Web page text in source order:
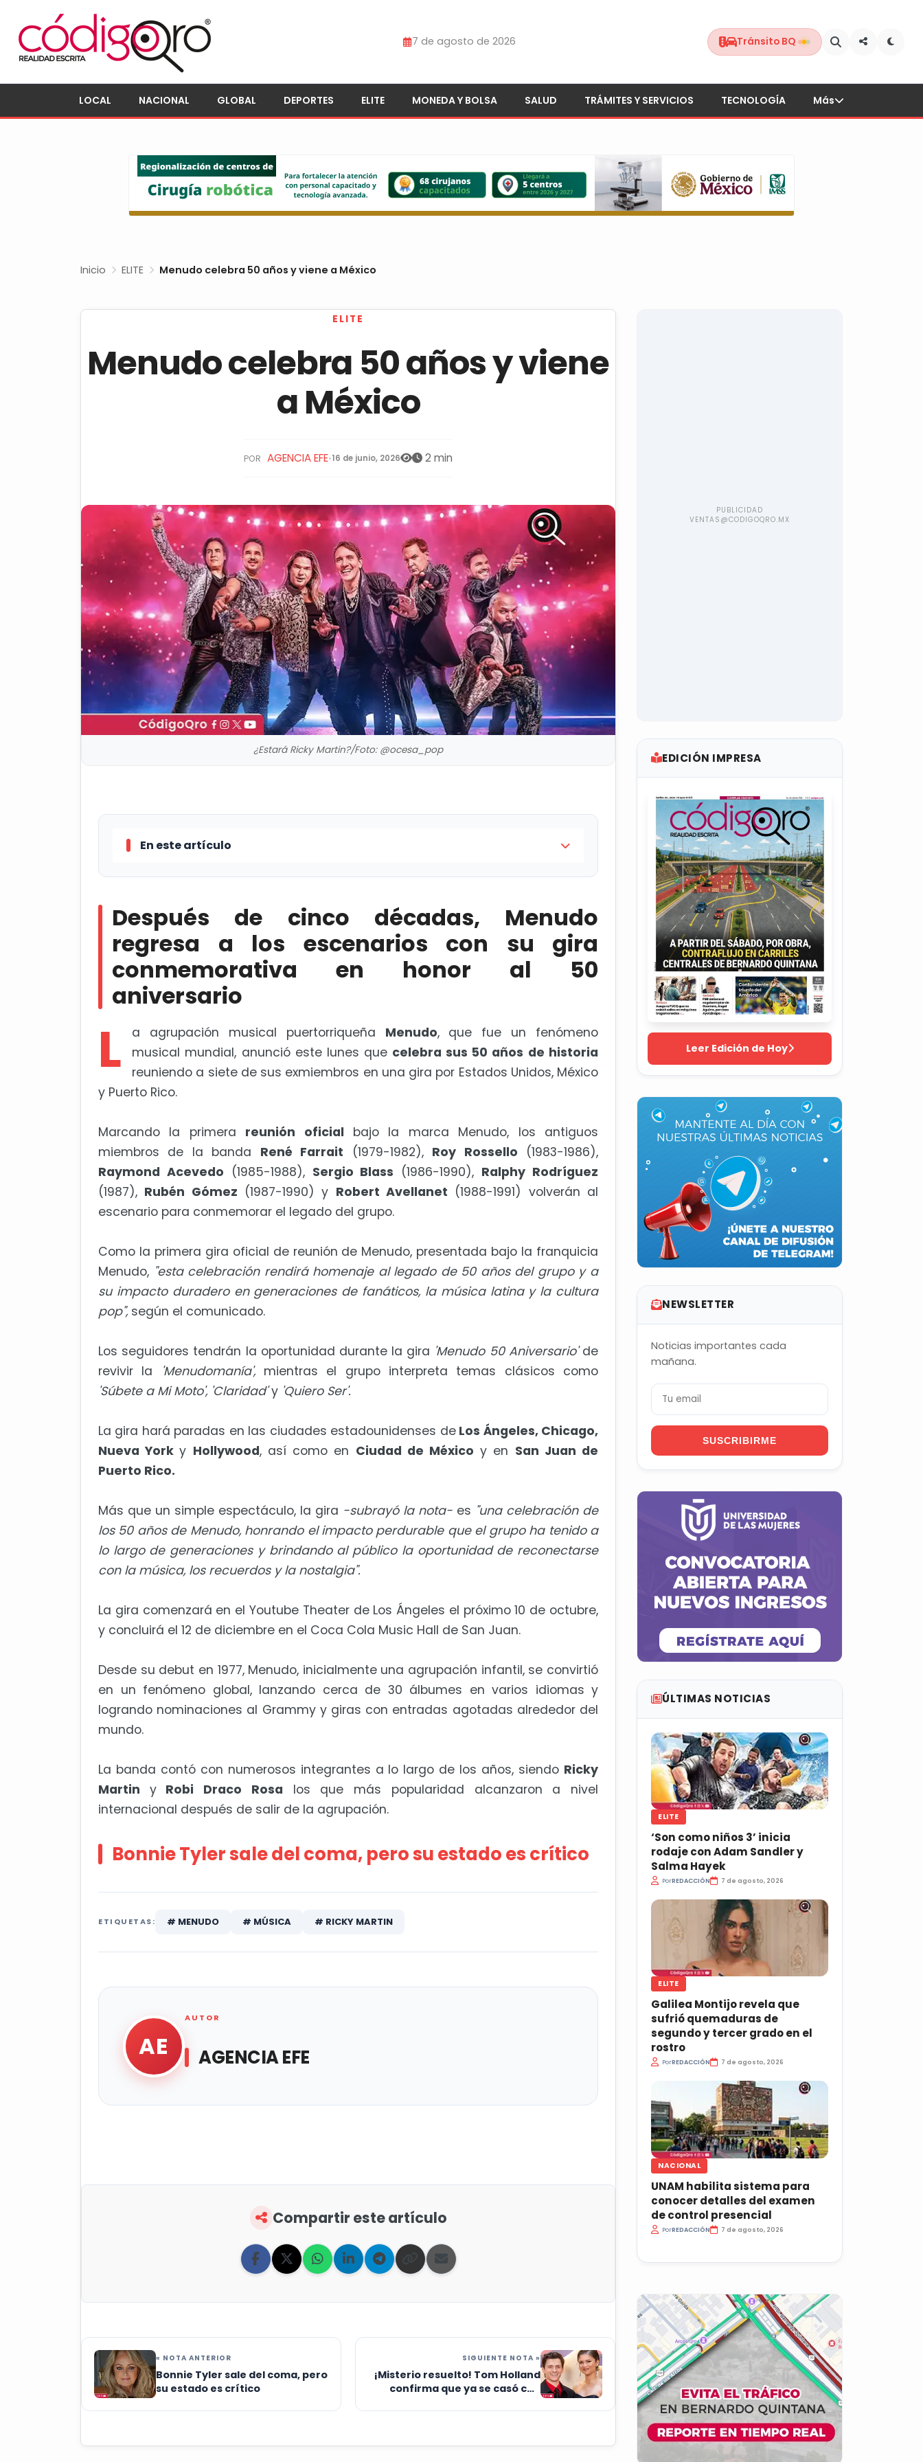
7 de agosto de 2026 Tránsito BQ
LOCAL NACIONAL GLOBAL DEPORTES ELITE MONEDA Y BOLSA SALUD TRÁMITES Y SERVICIOS TECNOLOGÍA Más
Inicio ELITE Menudo celebra 50 años y viene a México
ELITE
Menudo celebra 50 años y viene
a México
POR AGENCIA EFE•16 de junio, 2026 2 min
¿Estará Ricky Martin?/Foto: @ocesa_pop
En este artículo
Bonnie Tyler sale del coma, pero su estado es crítico
Después de cinco décadas, Menudo
regresa a los escenarios con su gira
conmemorativa en honor al 50
aniversario
L a agrupación musical puertorriqueña Menudo, que fue un fenómeno
musical mundial, anunció este lunes que celebra sus 50 años de historia
reuniendo a siete de sus exmiembros en una gira por Estados Unidos, México
y Puerto Rico.
Marcando la primera reunión oficial bajo la marca Menudo, los antiguos
miembros de la banda René Farrait (1979-1982), Roy Rossello (1983-1986),
Raymond Acevedo (1985-1988), Sergio Blass (1986-1990), Ralphy Rodríguez
(1987), Rubén Gómez (1987-1990) y Robert Avellanet (1988-1991) volverán al
escenario para conmemorar el legado del grupo.
Como la primera gira oficial de reunión de Menudo, presentada bajo la franquicia
Menudo, "esta celebración rendirá homenaje al legado de 50 años del grupo y a
su impacto duradero en generaciones de fanáticos, la música latina y la cultura
pop", según el comunicado.
Los seguidores tendrán la oportunidad durante la gira 'Menudo 50 Aniversario'de
revivir la
'Menudomanía', mientras el grupo interpreta temas clásicos como
'Súbete a Mi Moto', 'Claridad'y 'Quiero Ser'.
La gira hará paradas en las ciudades estadounidenses deLos Ángeles, Chicago,
Nueva Yorky Hollywood, así como en Ciudad de México y en San Juan de
Puerto Rico.
Más que un simple espectáculo, la gira -subrayó la nota- es "una celebración de
los 50 años de Menudo, honrando el impacto perdurable que el grupo ha tenido a
lo largo de generaciones y brindando al público la oportunidad de reconectarse
con la música, los recuerdos y la nostalgia".
La gira comenzará en el Youtube Theater de Los Ángeles el próximo 10 de octubre,
y concluirá el 12 de diciembre en el Coca Cola Music Hall de San Juan.
Desde su debut en 1977, Menudo, inicialmente una agrupación infantil, se convirtió
en un fenómeno global, lanzando cerca de 30 álbumes en varios idiomas y
logrando nominaciones al Grammy y giras con entradas agotadas alrededor del
mundo.
La banda contó con numerosos integrantes a lo largo de los años, siendo Ricky
Martin yRobi Draco Rosa los que más popularidad alcanzaron a nivel
internacional después de salir de la agrupación.
Bonnie Tyler sale del coma, pero su estado es crítico
ETIQUETAS: # MENUDO # MÚSICA # RICKY MARTIN
AE
AUTOR
AGENCIA EFE
Compartir este artículo
« NOTA ANTERIOR
Bonnie Tyler sale del coma, pero
su estado es crítico
SIGUIENTE NOTA »
¡Misterio resuelto! Tom Holland
confirma que ya se casó con
EDICIÓN IMPRESA
Leer Edición de Hoy
NEWSLETTER
Noticias importantes cada
mañana.
SUSCRIBIRME
ÚLTIMAS NOTICIAS
ELITE
‘Son como niños 3’ inicia
rodaje con Adam Sandler y
Salma Hayek
PorREDACCIÓN 7 de agosto, 2026
ELITE
Galilea Montijo revela que
sufrió quemaduras de
segundo y tercer grado en el
rostro
PorREDACCIÓN 7 de agosto, 2026
NACIONAL
UNAM habilita sistema para
conocer detalles del examen
de control presencial
PorREDACCIÓN 7 de agosto, 2026